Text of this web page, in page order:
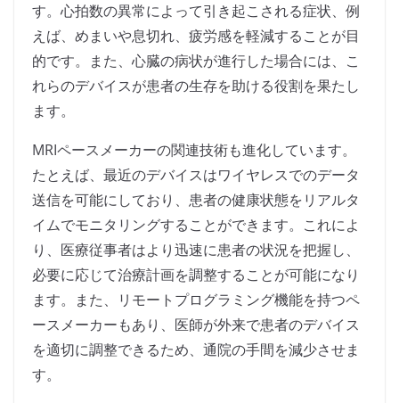
す。心拍数の異常によって引き起こされる症状、例
えば、めまいや息切れ、疲労感を軽減することが目
的です。また、心臓の病状が進行した場合には、こ
れらのデバイスが患者の生存を助ける役割を果たし
ます。
MRIペースメーカーの関連技術も進化しています。
たとえば、最近のデバイスはワイヤレスでのデータ
送信を可能にしており、患者の健康状態をリアルタ
イムでモニタリングすることができます。これによ
り、医療従事者はより迅速に患者の状況を把握し、
必要に応じて治療計画を調整することが可能になり
ます。また、リモートプログラミング機能を持つペ
ースメーカーもあり、医師が外来で患者のデバイス
を適切に調整できるため、通院の手間を減少させま
す。